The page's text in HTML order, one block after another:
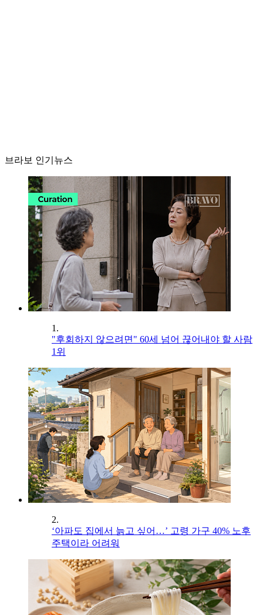
브라보 인기뉴스
1.
"후회하지 않으려면" 60세 넘어 끊어내야 할 사람
1위
2.
‘아파도 집에서 늙고 싶어…’ 고령 가구 40% 노후
주택이라 어려워